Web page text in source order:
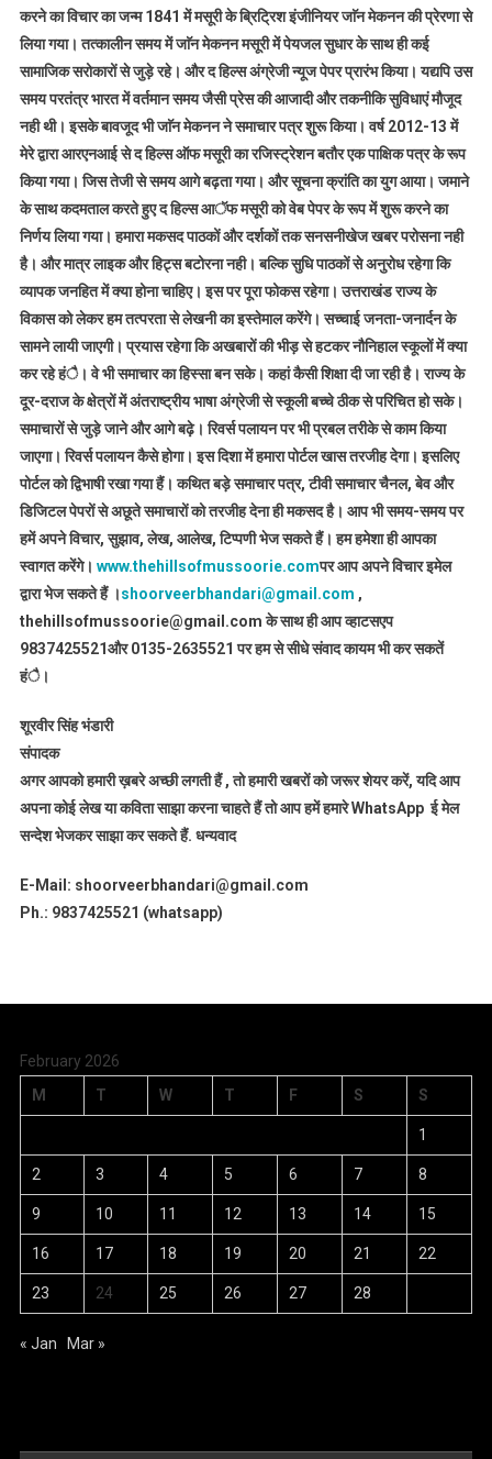
करने का विचार का जन्म 1841 में मसूरी के ब्रिट्रिश इंजीनियर जाॅन मेकनन की प्रेरणा से
लिया गया। तत्कालीन समय में जाॅन मेकनन मसूरी में पेयजल सुधार के साथ ही कई
सामाजिक सरोकारों से जुड़े रहे। और द हिल्स अंग्रेजी न्यूज पेपर प्रारंभ किया। यद्यपि उस
समय परतंत्र भारत में वर्तमान समय जैसी प्रेस की आजादी और तकनीकि सुविधाएं मौजूद
नही थी। इसके बावजूद भी जाॅन मेकनन ने समाचार पत्र शुरू किया। वर्ष 2012-13 में
मेरे द्वारा आरएनआई से द हिल्स ऑफ मसूरी का रजिस्ट्रेशन बतौर एक पाक्षिक पत्र के रूप
किया गया। जिस तेजी से समय आगे बढ़ता गया। और सूचना क्रांति का युग आया। जमाने
के साथ कदमताल करते हुए द हिल्स आॅफ मसूरी को वेब पेपर के रूप में शुरू करने का
निर्णय लिया गया। हमारा मकसद पाठकों और दर्शकों तक सनसनीखेज खबर परोसना नही
है। और मात्र लाइक और हिट्स बटोरना नही। बल्कि सुधि पाठकों से अनुरोध रहेगा कि
व्यापक जनहित में क्या होना चाहिए। इस पर पूरा फोकस रहेगा। उत्तराखंड राज्य के
विकास को लेकर हम तत्परता से लेखनी का इस्तेमाल करेंगे। सच्चाई जनता-जनार्दन के
सामने लायी जाएगी। प्रयास रहेगा कि अखबारों की भीड़ से हटकर नौनिहाल स्कूलों में क्या
कर रहे हंै। वे भी समाचार का हिस्सा बन सके। कहां कैसी शिक्षा दी जा रही है। राज्य के
दूर-दराज के क्षेत्रों में अंतराष्ट्रीय भाषा अंग्रेजी से स्कूली बच्चे ठीक से परिचित हो सके।
समाचारों से जुड़े जाने और आगे बढ़े। रिवर्स पलायन पर भी प्रबल तरीके से काम किया
जाएगा। रिवर्स पलायन कैसे होगा। इस दिशा में हमारा पोर्टल खास तरजीह देगा। इसलिए
पोर्टल को द्विभाषी रखा गया हैं। कथित बड़े समाचार पत्र, टीवी समाचार चैनल, बेव और
डिजिटल पेपरों से अछूते समाचारों को तरजीह देना ही मकसद है। आप भी समय-समय पर
हमें अपने विचार, सुझाव, लेख, आलेख, टिप्पणी भेज सकते हैं। हम हमेशा ही आपका
स्वागत करेंगे। www.thehillsofmussoorie.comपर आप अपने विचार इमेल
द्वारा भेज सकते हैं ।shoorveerbhandari@gmail.com ,
thehillsofmussoorie@gmail.com के साथ ही आप व्हाटसएप
9837425521और 0135-2635521 पर हम से सीधे संवाद कायम भी कर सकतें
हंै।
शूरवीर सिंह भंडारी
संपादक
अगर आपको हमारी ख़बरे अच्छी लगती हैं , तो हमारी खबरों को जरूर शेयर करें, यदि आप
अपना कोई लेख या कविता साझा करना चाहते हैं तो आप हमें हमारे WhatsApp ई मेल
सन्देश भेजकर साझा कर सकते हैं. धन्यवाद
E-Mail: shoorveerbhandari@gmail.com
Ph.: 9837425521 (whatsapp)
February 2026
M
T W T F S S
1
2 3 4 5 6 7 8
9 10 11 12 13 14 15
16 17 18 19 20 21 22
23 24 25 26 27 28
« Jan Mar »